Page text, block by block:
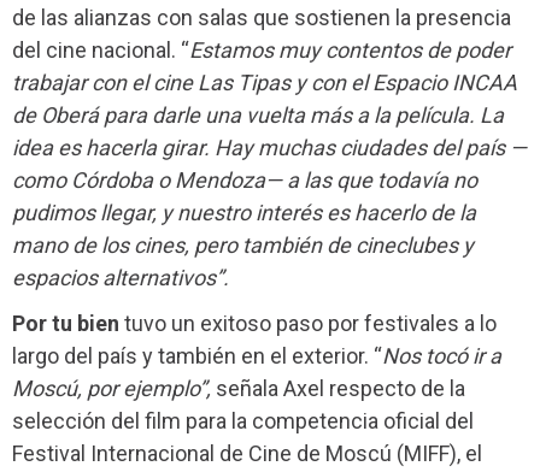
de las alianzas con salas que sostienen la presencia
del cine nacional. “Estamos muy contentos de poder
trabajar con el cine Las Tipas y con el Espacio INCAA
de Oberá para darle una vuelta más a la película. La
idea es hacerla girar. Hay muchas ciudades del país —
como Córdoba o Mendoza— a las que todavía no
pudimos llegar, y nuestro interés es hacerlo de la
mano de los cines, pero también de cineclubes y
espacios alternativos”.
Por tu bien tuvo un exitoso paso por festivales a lo
largo del país y también en el exterior. “Nos tocó ir a
Moscú, por ejemplo”, señala Axel respecto de la
selección del film para la competencia oficial del
Festival Internacional de Cine de Moscú (MIFF), el